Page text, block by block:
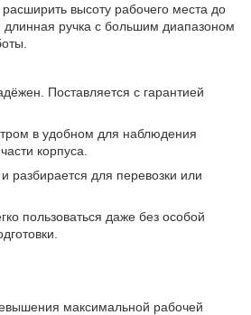
высоту рабочего места до
ручка с большим диапазоном
Поставляется с гарантией
в удобном для наблюдения
корпуса.
разбирается для перевозки или
пользоваться даже без особой
максимальной рабочей